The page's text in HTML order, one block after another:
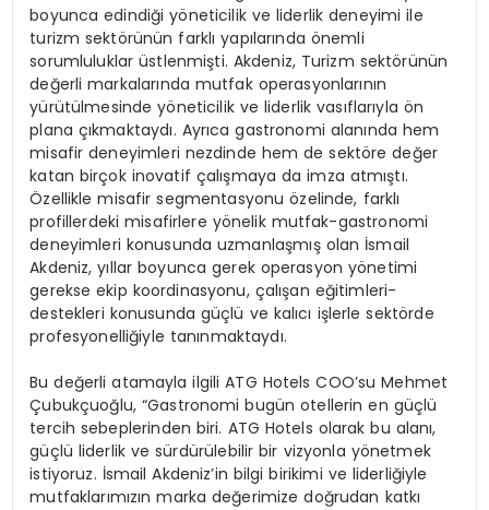
boyunca edindiği yöneticilik ve liderlik deneyimi ile
turizmsektörünün farklı yapılarında önemli
sorumluluklar üstlenmişti. Akdeniz, Turizm sektörünün
değerli markalarında mutfak operasyonlarının
yürütülmesinde yöneticilik ve liderlik vasıflarıyla ön
plana çıkmaktaydı. Ayrıca gastronomi alanında hem
misafir deneyimleri nezdinde hem de sektöre değer
katan birçok inovatif çalışmaya da imza atmıştı.
Özellikle misafir segmentasyonu özelinde, farklı
profillerdekimisafirlere yönelik mutfak-gastronomi
deneyimleri konusunda uzmanlaşmış olan İsmail
Akdeniz, yıllar boyunca gerek operasyon yönetimi
gerekse ekip koordinasyonu, çalışan eğitimleri-
destekleri konusunda güçlü ve kalıcı işlerle sektörde
profesyonelliğiyle tanınmaktaydı.
Bu değerli atamayla ilgili ATG Hotels COO’su Mehmet
Çubukçuoğlu, “Gastronomi bugün otellerin en güçlü
tercih sebeplerinden biri. ATG Hotels olarak bu alanı,
güçlü liderlik ve sürdürülebilir bir vizyonla yönetmek
istiyoruz. İsmail Akdeniz’in bilgi birikimi ve liderliğiyle
mutfaklarımızın marka değerimize doğrudan katkı